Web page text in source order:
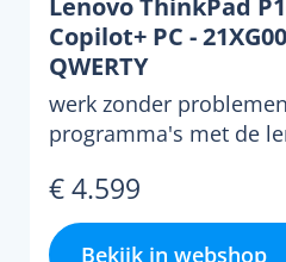
Lenovo ThinkPad
Copilot+ PC -
QWERTY
werk zonder
programma's met de
€ 4.599
Bekijk in webshop